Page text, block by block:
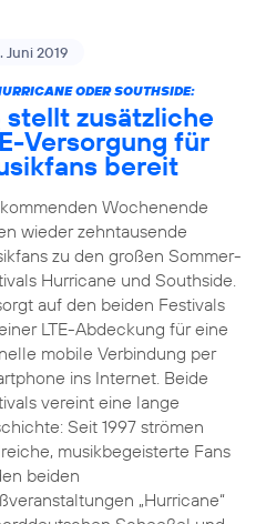
Juni 2019
ODER SOUTHSIDE:
stellt zusätzliche
Versorgung für
bereit
Wochenende
wieder zehntausende
zu den großen Sommer-
Hurricane und Southside.
auf den beiden Festivals
LTE-Abdeckung für eine
mobile Verbindung per
ins Internet. Beide
vereint eine lange
Seit 1997 strömen
musikbegeisterte Fans
beiden
„Hurricane“